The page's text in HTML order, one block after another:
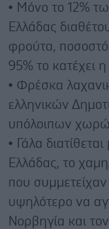
• Μόνο το 12%
Ελλάδας
φρούτα,
95% το κατέχει
• Φρέσκα
ελληνικών
υπόλοιπων
• Γάλα
Ελλάδας, το
που
υψηλότερο να
Νορβηγία και